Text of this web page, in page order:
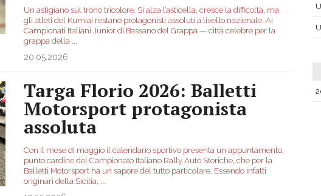
Un astigiano sul trono tricolore. Si alza l’asticella, cresce la difficoltà, ma
gli atleti del Kumiai restano protagonisti assoluti a livello nazionale. Ai
Campionati Italiani Junior di Bassano del Grappa — città celebre per la
grappa della
20.05.2026
Targa Florio 2026: Balletti
Motorsport protagonista
assoluta
Con il mese di maggio il calendario sportivo presenta un appuntamento,
punto cardine del Campionato Italiano Rally Auto Storiche, che per la
Balletti Motorsport ha un sapore del tutto particolare. Essendo infatti
originari della Sicilia,